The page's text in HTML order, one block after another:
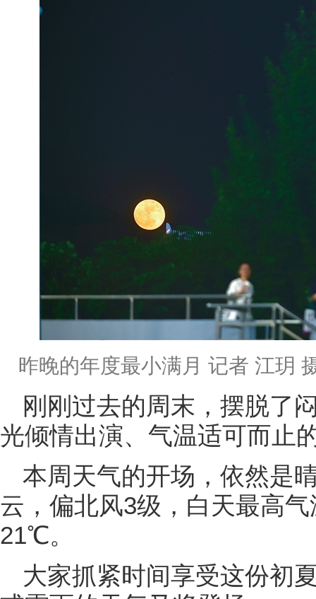
昨晚的年度最小满月 记者 江玥
刚刚过去的周末，摆脱了
光倾情出演、气温适可而止
本周天气的开场，依然是
云，偏北风3级，白天最高
21℃。
大家抓紧时间享受这份初